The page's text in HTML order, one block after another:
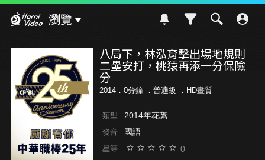
瀏覽
八局下，林泓育擊出場地規則
二壘安打，桃猿再添一分保險
分
2014．0分鐘 ． 普遍級 ．HD畫質
類型 2014年花絮
發音 國語
星等 0